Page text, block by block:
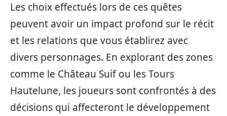
Les choix effectués lors de ces quêtes
peuvent avoir un impact profond sur le récit
et les relations que vous établirez avec
divers personnages. En explorant des zones
comme le Château Suif ou les Tours
Hautelune, les joueurs sont confrontés à des
décisions qui affecteront le développement